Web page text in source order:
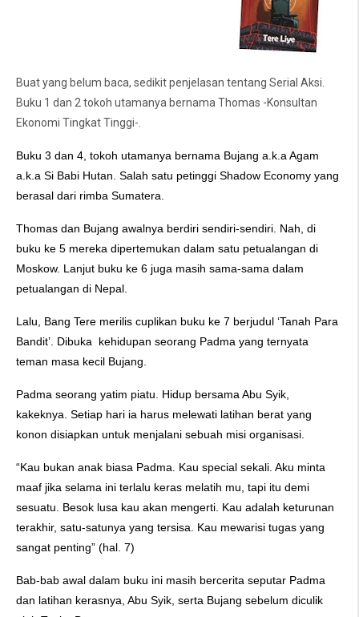
Buat yang belum baca, sedikit penjelasan tentang Serial Aksi.
Buku 1 dan 2 tokoh utamanya bernama Thomas -Konsultan
Ekonomi Tingkat Tinggi-.
Buku 3 dan 4, tokoh utamanya bernama Bujang a.k.a Agam
a.k.a Si Babi Hutan. Salah satu petinggi Shadow Economy yang
berasal dari rimba Sumatera.
Thomas dan Bujang awalnya berdiri sendiri-sendiri. Nah, di
buku ke 5 mereka dipertemukan dalam satu petualangan di
Moskow. Lanjut buku ke 6 juga masih sama-sama dalam
petualangan di Nepal.
Lalu, Bang Tere merilis cuplikan buku ke 7 berjudul ‘Tanah Para
Bandit’. Dibuka kehidupan seorang Padma yang ternyata
teman masa kecil Bujang.
Padma seorang yatim piatu. Hidup bersama Abu Syik,
kakeknya. Setiap hari ia harus melewati latihan berat yang
konon disiapkan untuk menjalani sebuah misi organisasi.
“Kau bukan anak biasa Padma. Kau special sekali. Aku minta
maaf jika selama ini terlalu keras melatih mu, tapi itu demi
sesuatu. Besok lusa kau akan mengerti. Kau adalah keturunan
terakhir, satu-satunya yang tersisa. Kau mewarisi tugas yang
sangat penting” (hal. 7)
Bab-bab awal dalam buku ini masih bercerita seputar Padma
dan latihan kerasnya, Abu Syik, serta Bujang sebelum diculik